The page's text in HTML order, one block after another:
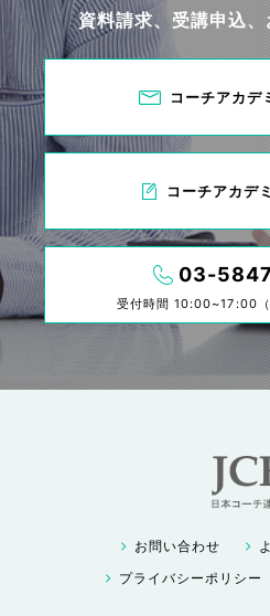
資料請求、受講申込
コーチアカデ
コーチアカデ
03-
受付時間 10:00~17:00（
お問い合わせ
プライバシーポリシー